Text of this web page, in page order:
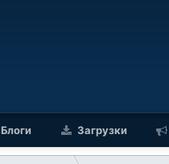
Блоги Загрузки